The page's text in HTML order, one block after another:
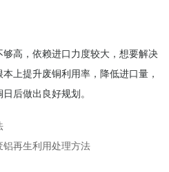
高，依赖进口力度较大，想要解决
上提升废铜利用率，降低进口量，
后做出良好规划。
再生利用处理方法